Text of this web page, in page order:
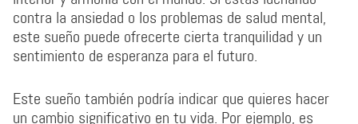
contra la ansiedad o los problemas de salud mental,
este sueño puede ofrecerte cierta tranquilidad y un
sentimiento de esperanza para el futuro.
Este sueño también podría indicar que quieres hacer
un cambio significativo en tu vida. Por ejemplo, es